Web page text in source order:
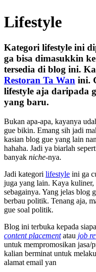
Lifestyle
Kategori lifestyle ini
ga bisa dimasukkin
tersedia di blog ini.
Restoran Ta Wan ini.
lifestyle aja daripada
yang baru.
Bukan apa-apa, kayanya
gue bikin. Emang sih jadi
kasian blog gue yang lain
hahaha. Jadi ya biarlah
banyak niche-nya.
Jadi kategori lifestyle ini ga
juga yang lain. Kaya kuliner,
sebagainya. Yang jelas blog
berbau politik. Tenang aja,
gue soal politik.
Blog ini terbuka kepada
content placementatau job
untuk mempromosikan
kalian berminat untuk
alamat email yan